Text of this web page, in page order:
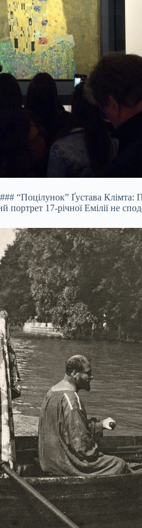
“Поцілунок” Ґустава Клімта:
17-річної Емілії не